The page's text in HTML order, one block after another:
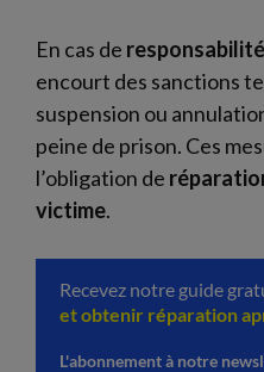
En cas de
encourt des sanctions
suspension ou
peine de prison. Ces
l’obligation de
victime.